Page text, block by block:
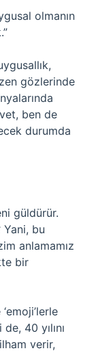
olmanın
gözlerinde
ben de
durumda
güldürür.
Yani, bu
anlamamız
bir
40 yılını
verir,